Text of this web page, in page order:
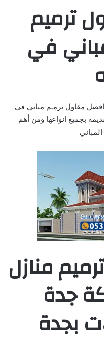
ترميم
في
مقاول ترميم مباني في
بجميع انواعها ومن أهم
منازل
جدة
بجدة